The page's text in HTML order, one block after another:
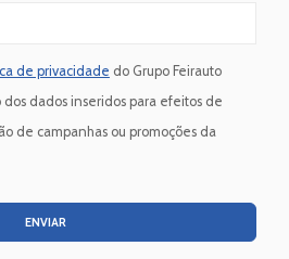
de privacidade do Grupo Feirauto
dados inseridos para efeitos de
de campanhas ou promoções da
ENVIAR